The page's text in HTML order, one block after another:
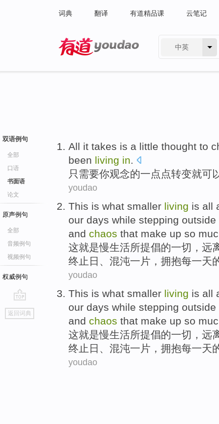
词典 翻译 有道精品课 云笔记
中英
双语例句
全部
口语
书面语
论文
原声例句
全部
音频例句
视频例句
权威例句
go
top
返回词典
All it takes is a little thought to
been living in.
只 需要你观念的一点点转变就可
youdao
This is what smaller living is all
our days while stepping
and chaos that make up so
这就是慢生活所提倡的一切，远
终止 日、 混沌一片 ，拥抱每一天
youdao
This is what smaller living is all
our days while stepping
and chaos that make up so
这就是慢生活所提倡的一切，远
终止 日、 混沌一片 ，拥抱每一天
youdao